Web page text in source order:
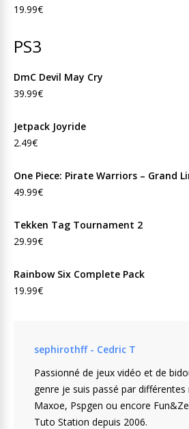
19.99€
PS3
DmC Devil May Cry
39.99€
Jetpack Joyride
2.49€
One Piece: Pirate Warriors – Grand
49.99€
Tekken Tag Tournament 2
29.99€
Rainbow Six Complete Pack
19.99€
sephirothff - Cedric T
Passionné de jeux vidéo et de
genre je suis passé par différentes
Maxoe, Pspgen ou encore
Tuto Station depuis 2006.